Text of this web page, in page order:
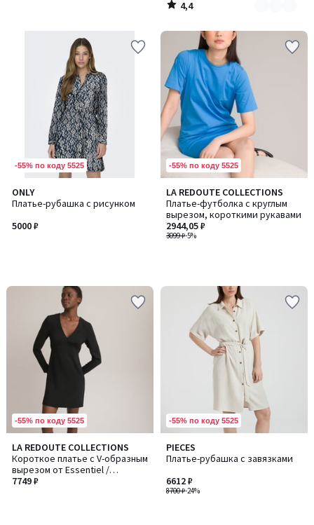
4,4
/
-55% по коду 5525
ONLY
Платье-рубашка с рисунком
5000 ₽
-55% по коду 5525
LA REDOUTE COLLECTIONS
Платье-футболка с круглым
вырезом, короткими рукавами
3099 ₽-5%
2944,05 ₽
-55% по коду 5525
LA REDOUTE COLLECTIONS
Короткое платье с V-образным
вырезом от Essentiel /
Эссентьель
7749 ₽
-55% по коду 5525
PIECES
Платье-рубашка с завязками
8700 ₽-24%
6612 ₽